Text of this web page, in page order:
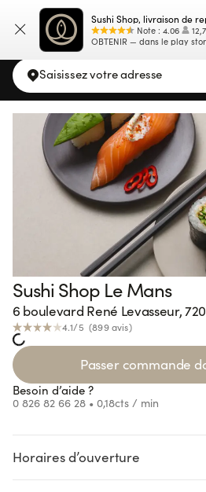
Sushi Shop, livraison de
Note : 4.06
OBTENIR — dans le play
Carte
Saisissez votre adresse
Sushi Shop Le Mans
6 boulevard René Levasseur,
4.1/5 (899 avis)
Passer commande
Besoin d’aide ?
0 826 82 66 28 • 0,18cts / min
Horaires d’ouverture